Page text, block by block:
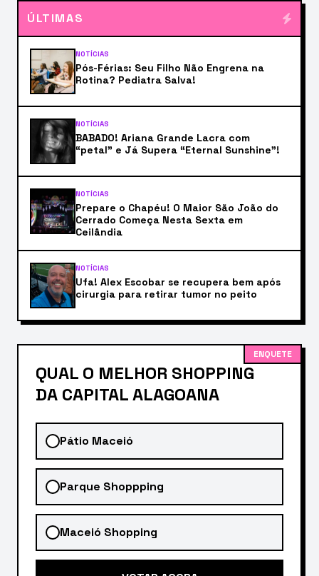
ÚLTIMAS
NOTÍCIAS
Pós-Férias: Seu Filho Não Engrena na
Rotina? Pediatra Salva!
NOTÍCIAS
BABADO! Ariana Grande Lacra com
“petal” e Já Supera “Eternal Sunshine”!
NOTÍCIAS
Prepare o Chapéu! O Maior São João do
Cerrado Começa Nesta Sexta em
Ceilândia
NOTÍCIAS
Ufa! Alex Escobar se recupera bem após
cirurgia para retirar tumor no peito
ENQUETE
QUAL O MELHOR SHOPPING
DA CAPITAL ALAGOANA
Pátio Maceió
Parque Shoppping
Maceió Shopping